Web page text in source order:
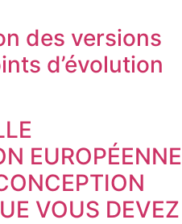
des versions
d’évolution
EUROPÉENNE
VOUS DEVEZ